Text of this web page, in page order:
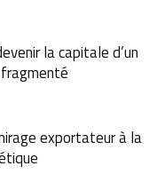
la capitale d’un
exportateur à la